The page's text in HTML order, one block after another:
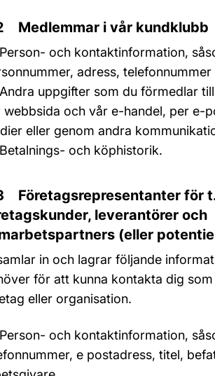
Medlemmar i vår kundklubb
Person- och kontaktinformation,
adress,
Andra uppgifter som du förmedlar
webbsida och vår e-handel, per e-
eller genom andra
Betalnings- och köphistorik.
Företagsrepresentanter för
leverantörer och
(eller
in och lagrar följande
för att kunna kontakta dig
eller organisation.
Person- och kontaktinformation,
e postadress, titel,